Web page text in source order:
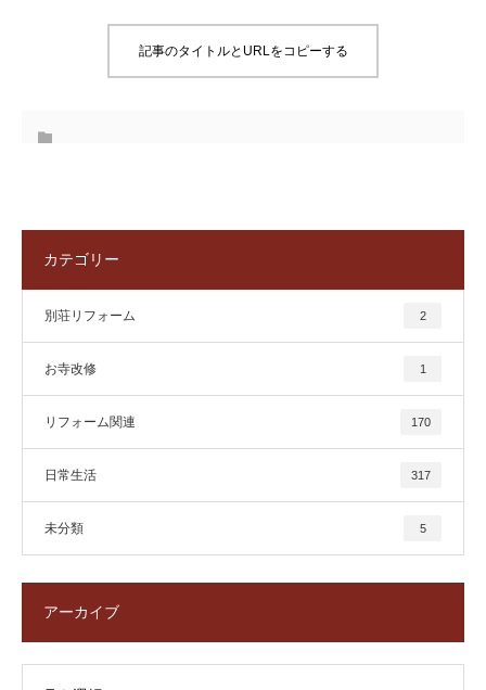
記事のタイトルとURLをコピーする
カテゴリー
別荘リフォーム 2
お寺改修 1
リフォーム関連 170
日常生活 317
未分類 5
アーカイブ